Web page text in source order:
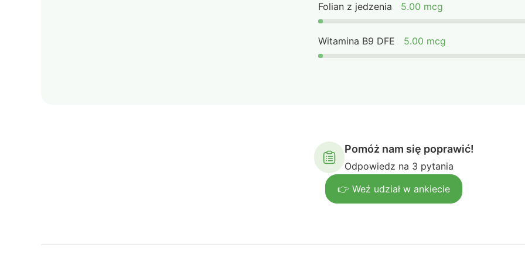
Folian z jedzenia 5.00 mcg
Witamina B9 DFE 5.00 mcg
Pomóż nam się poprawić!
Odpowiedz na 3 pytania
👉 Weź udział w ankiecie